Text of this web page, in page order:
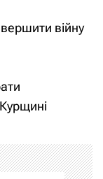
війну